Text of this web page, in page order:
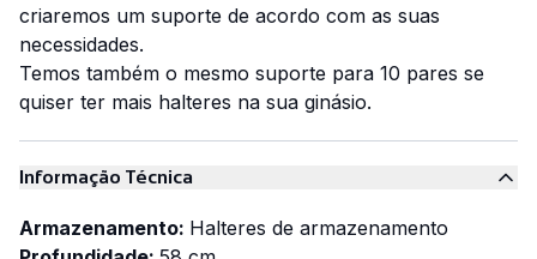
criaremos um suporte de acordo com as suas
necessidades.
Temos também o mesmo suporte para 10 pares se
quiser ter mais halteres na sua ginásio.
Informação Técnica
Armazenamento: Halteres de armazenamento